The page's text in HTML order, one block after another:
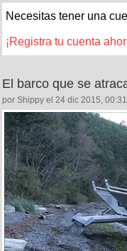
Necesitas tener una
¡Registra tu cuenta
El barco que se
por Shippy el 24 dic 2015, 00:31